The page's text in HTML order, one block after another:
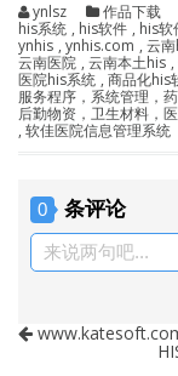
ynlsz 作品下载
his系统 , his软件 , his软
ynhis , ynhis.com , 云
云南医院 , 云南本土his ,
医院his系统 , 商品化his
服务程序，系统管理，
后勤物资，卫生材料，
, 软佳医院信息管理系统
0 条评论
来说两句吧...